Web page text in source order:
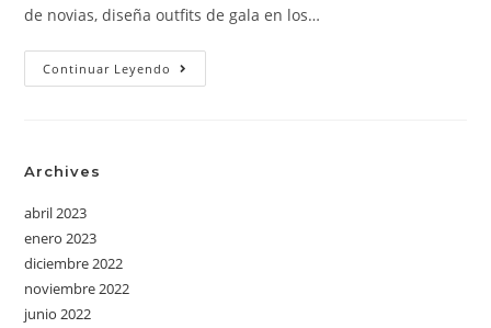
de novias, diseña outfits de gala en los…
Continuar Leyendo
Archives
abril 2023
enero 2023
diciembre 2022
noviembre 2022
junio 2022